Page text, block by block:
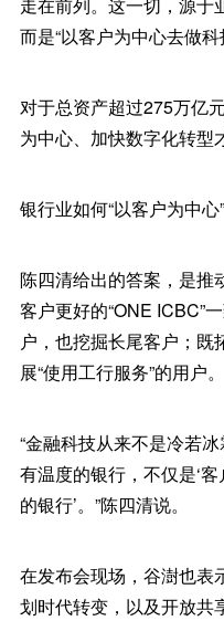
走在前列。这一切，源于
而是“以客户为中心去做科
对于总资产超过275万亿
为中心、加快数字化转型
银行业如何“以客户为中心
陈四清给出的答案，是推
客户更好的“ONE ICBC”
户，也挖掘长尾客户；既
展“使用工行服务”的用户。
“金融科技从来不是冷若
有温度的银行，不仅是‘
的银行’。”陈四清说。
在发布会现场，谷澍也表
划时代转变，以及开放共